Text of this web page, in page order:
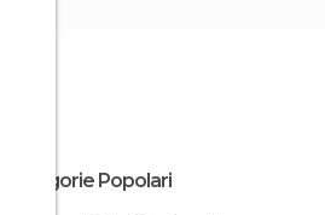
Categorie Popolari